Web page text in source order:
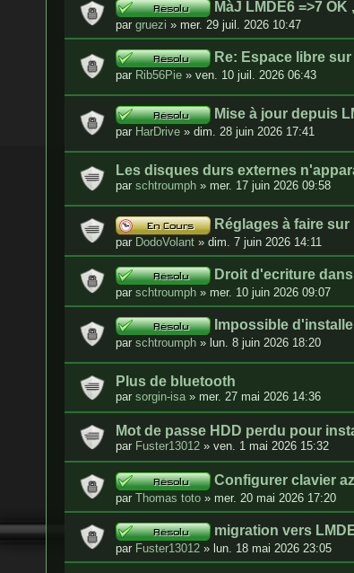
MàJ LMDE6 =>7
pargruezi » mer. 29 juil. 2026 10:47
Re: Espace libre
par Rib56Pie »ven. 10 juil. 2026 06:43
Mise à jour depuis
par HarDrive »dim. 28 juin 2026 17:41
Les disques durs externes
parschtroumph » mer. 17 juin 2026 09:58
Réglages à faire
par DodoVolant »dim. 7 juin 2026 14:11
Droit d'ecriture
parschtroumph » mer. 10 juin 2026 09:07
Impossible
parschtroumph » lun. 8 juin 2026 18:20
Plus de bluetooth
parsorgin-isa » mer. 27 mai 2026 14:36
Mot de passe HDD perdu pour
par Fuster13012 »ven. 1 mai 2026 15:32
Configurer clavier
parThomas toto » mer. 20 mai 2026 17:20
migration vers
par Fuster13012 » lun. 18 mai 2026 23:05